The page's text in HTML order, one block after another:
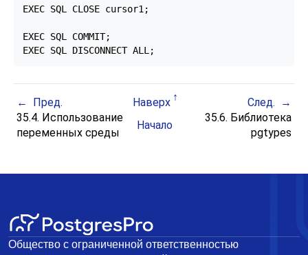
EXEC SQL CLOSE cursor1;
EXEC SQL COMMIT;
EXEC SQL DISCONNECT ALL;
Пред. Наверх
След.
35.4. Использование
переменных среды
Начало
35.6. Библиотека
pgtypes
Общество с ограниченной ответственностью